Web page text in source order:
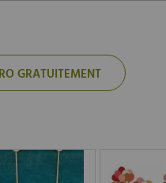
GRATUITEMENT